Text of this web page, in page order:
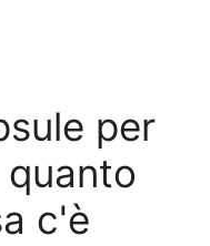
per
c'è